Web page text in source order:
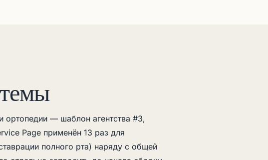
ортопедии — шаблон агентства #3,
Page применён 13 раз для
полного рта) наряду с общей